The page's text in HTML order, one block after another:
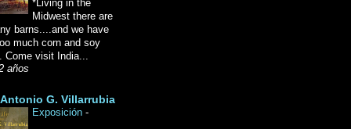
*Living in the
Midwest there are
barns....and we have
much corn and soy
Come visit India...
años
G. Villarrubia
Exposición -